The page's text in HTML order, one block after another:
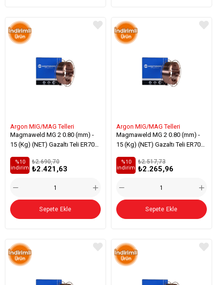
Argon MIG/MAG Telleri
Magmaweld MG 2 0.80 (mm) -
15 (Kg) (NET) Gazaltı Teli ER70S-
₺2.421,63
₺2.690,70
%10
i̇ndirim
Sepete Ekle
Argon MIG/MAG Telleri
Magmaweld MG 2 0.80 (mm) -
15 (Kg) (NET) Gazaltı Teli ER70S-
₺2.265,96
₺2.517,73
%10
i̇ndirim
Sepete Ekle